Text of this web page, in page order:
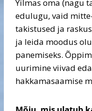
Yilmas oma (nagu
edulugu, vaid
takistused ja
ja leida moodus
panemiseks.
uurimine viivad
hakkamasaamise